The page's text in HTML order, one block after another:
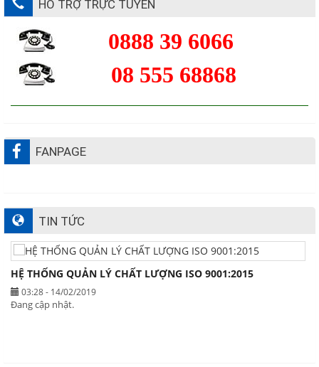
HỖ TRỢ TRỰC TUYẾN
0888 39 6066
08 555 68868
FANPAGE
TIN TỨC
HỆ THỐNG QUẢN LÝ CHẤT LƯỢNG ISO 9001:2015
03:28 - 14/02/2019
Đang cập nhật.